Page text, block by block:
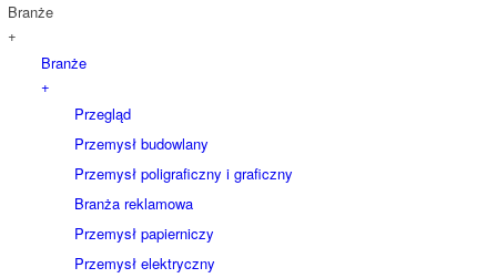
Branże
+
Branże
+
Przegląd
Przemysł budowlany
Przemysł poligraficzny i graficzny
Branża reklamowa
Przemysł papierniczy
Przemysł elektryczny